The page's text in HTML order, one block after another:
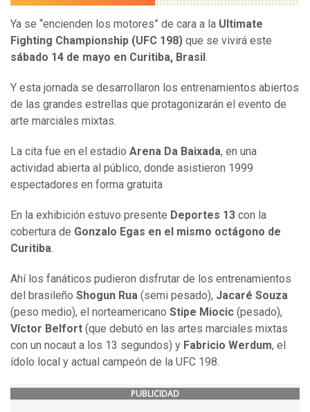
Ya se “encienden los motores” de cara a la Ultimate
Fighting Championship (UFC 198) que se vivirá este
sábado 14 de mayo en Curitiba, Brasil .
Y esta jornada se desarrollaron los entrenamientos abiertos
de las grandes estrellas que protagonizarán el evento de
arte marciales mixtas.
La cita fue en el estadio Arena Da Baixada, en una
actividad abierta al público, donde asistieron 1999
espectadores en forma gratuita
En la exhibición estuvo presente Deportes 13 con la
cobertura de Gonzalo Egas en el mismo octágono de
Curitiba.
Ahí los fanáticos pudieron disfrutar de los entrenamientos
del brasileño Shogun Rua (semi pesado), Jacaré Souza
(peso medio), el norteamericano Stipe Miocic (pesado),
Víctor Belfort (que debutó en las artes marciales mixtas
con un nocaut a los 13 segundos) y Fabricio Werdum, el
ídolo local y actual campeón de la UFC 198.
PUBLICIDAD